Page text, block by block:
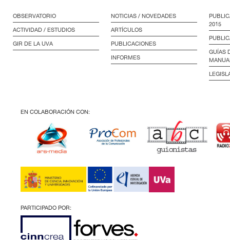
OBSERVATORIO
ACTIVIDAD / ESTUDIOS
GIR DE LA UVA
NOTICIAS / NOVEDADES
ARTÍCULOS
PUBLICACIONES
INFORMES
2015
GUÍAS
EN COLABORACIÓN CON:
PARTICIPADO POR: